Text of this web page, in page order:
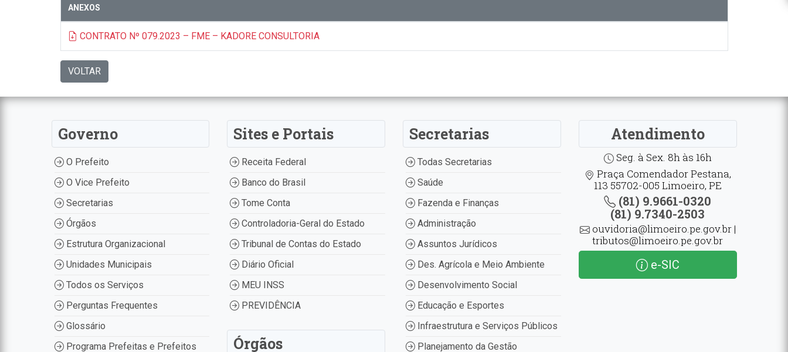
ANEXOS
CONTRATO Nº 079.2023 – FME – KADORE CONSULTORIA
VOLTAR
Governo
O Prefeito
O Vice Prefeito
Secretarias
Órgãos
Estrutura Organizacional
Unidades Municipais
Todos os Serviços
Perguntas Frequentes
Glossário
Programa Prefeitas e Prefeitos
Sites e Portais
Receita Federal
Banco do Brasil
Tome Conta
Controladoria-Geral do Estado
Tribunal de Contas do Estado
Diário Oficial
MEU INSS
PREVIDÊNCIA
Órgãos
Secretarias
Todas Secretarias
Saúde
Fazenda e Finanças
Administração
Assuntos Jurídicos
Des. Agrícola e Meio Ambiente
Desenvolvimento Social
Educação e Esportes
Infraestrutura e Serviços Públicos
Planejamento da Gestão
Atendimento
Seg. à Sex. 8h às 16h
Praça Comendador Pestana,
113 55702-005 Limoeiro, PE
(81) 9.9661-0320
(81) 9.7340-2503
ouvidoria@limoeiro.pe.gov.br |
tributos@limoeiro.pe.gov.br
e-SIC